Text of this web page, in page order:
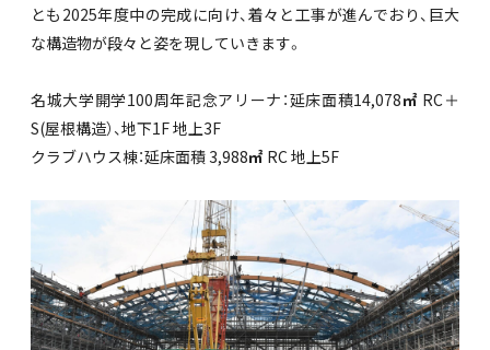
とも2025年度中の完成に向け、着々と工事が進んでおり、巨大
な構造物が段々と姿を現していきます。
名城大学開学100周年記念アリーナ：延床面積14,078㎡ RC＋
S(屋根構造）、地下1F 地上3F
クラブハウス棟：延床面積 3,988㎡ RC 地上5F